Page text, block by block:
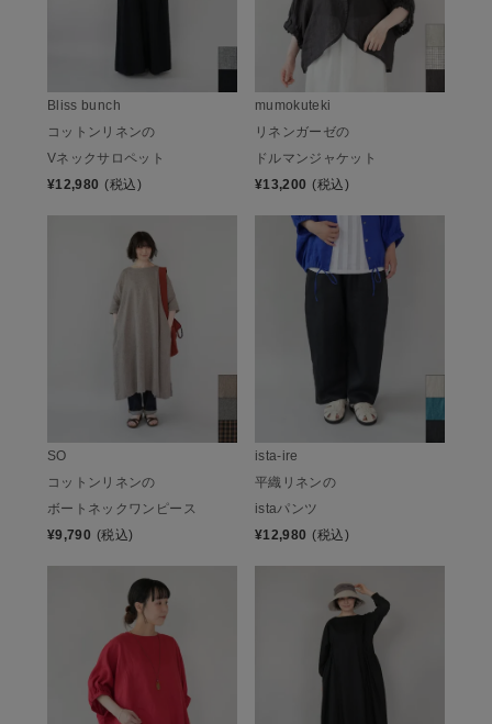
Bliss bunch
コットンリネンの
Vネックサロペット
¥12,980 (税込)
mumokuteki
リネンガーゼの
ドルマンジャケット
¥13,200 (税込)
SO
コットンリネンの
ボートネックワンピース
¥9,790 (税込)
ista-ire
平織リネンの
istaパンツ
¥12,980 (税込)